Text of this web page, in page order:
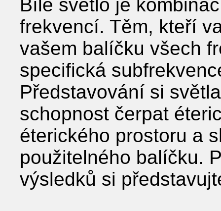
Bílé světlo je
frekvencí. Těm, kteří
vašem balíčku všech
specifická
Představování si
schopnost čerpat
éterického prostoru a
použitelného balíčku.
výsledků si